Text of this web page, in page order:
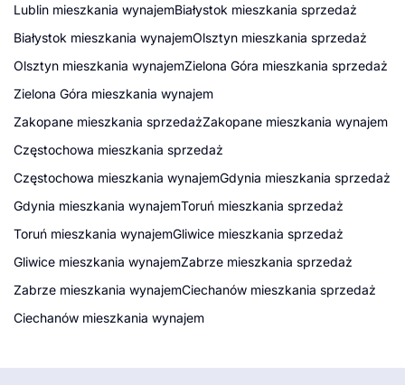
Lublin mieszkania wynajemBiałystok mieszkania sprzedaż
Białystok mieszkania wynajemOlsztyn mieszkania sprzedaż
Olsztyn mieszkania wynajemZielona Góra mieszkania sprzedaż
Zielona Góra mieszkania wynajem
Zakopane mieszkania sprzedażZakopane mieszkania wynajem
Częstochowa mieszkania sprzedaż
Częstochowa mieszkania wynajemGdynia mieszkania sprzedaż
Gdynia mieszkania wynajemToruń mieszkania sprzedaż
Toruń mieszkania wynajemGliwice mieszkania sprzedaż
Gliwice mieszkania wynajemZabrze mieszkania sprzedaż
Zabrze mieszkania wynajemCiechanów mieszkania sprzedaż
Ciechanów mieszkania wynajem